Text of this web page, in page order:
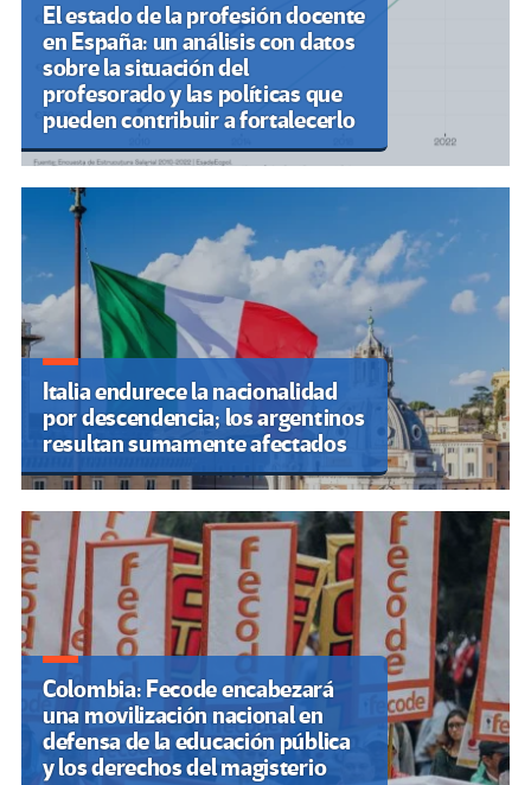
El estado de la profesión docente
en España: un análisis con datos
sobre la situación del
profesorado y las políticas que
pueden contribuir a fortalecerlo
Italia endurece la nacionalidad
por descendencia; los argentinos
resultan sumamente afectados
Colombia: Fecode encabezará
una movilización nacional en
defensa de la educación pública
y los derechos del magisterio